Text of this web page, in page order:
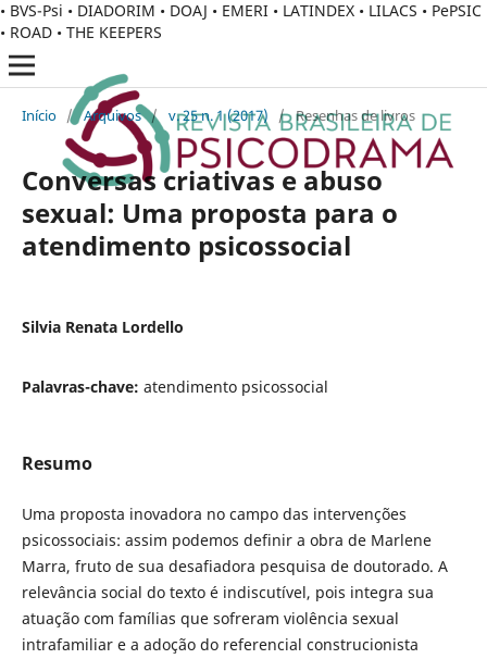
• BVS-Psi • DIADORIM • DOAJ • EMERI • LATINDEX • LILACS • PePSIC
• ROAD • THE KEEPERS
Início / Arquivos / v. 25 n. 1 (2017) / Resenhas de livros
Conversas criativas e abuso
sexual: Uma proposta para o
atendimento psicossocial
Silvia Renata Lordello
Palavras-chave: atendimento psicossocial
Resumo
Uma proposta inovadora no campo das intervenções
psicossociais: assim podemos definir a obra de Marlene
Marra, fruto de sua desafiadora pesquisa de doutorado. A
relevância social do texto é indiscutível, pois integra sua
atuação com famílias que sofreram violência sexual
intrafamiliar e a adoção do referencial construcionista